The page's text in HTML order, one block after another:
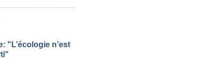
"L’écologie n’est